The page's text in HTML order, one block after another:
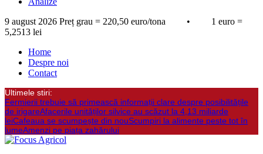
9 august 2026 Preț grau = 220,50 euro/tona • 1 euro =
5,2513 lei
Home
Despre noi
Contact
Ultimele stiri:
Fermierii trebuie să primească informații clare despre posibilitățile
de irigareAfacerile unităților silvice au scăzut la 4,13 miliarde
leiCafeaua se scumpește din nouScumpiri la alimente peste tot în
lumeAmenzi pe piața zahărului